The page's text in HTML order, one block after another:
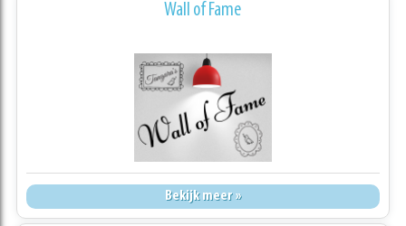
Wall of Fame
Bekijk meer »